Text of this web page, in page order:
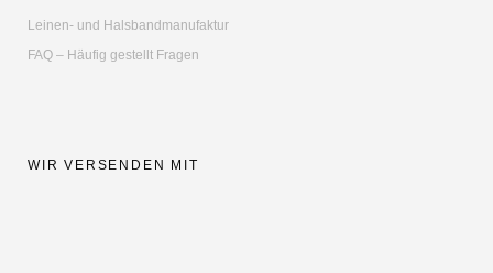
Leinen- und Halsbandmanufaktur
FAQ – Häufig gestellt Fragen
WIR VERSENDEN MIT